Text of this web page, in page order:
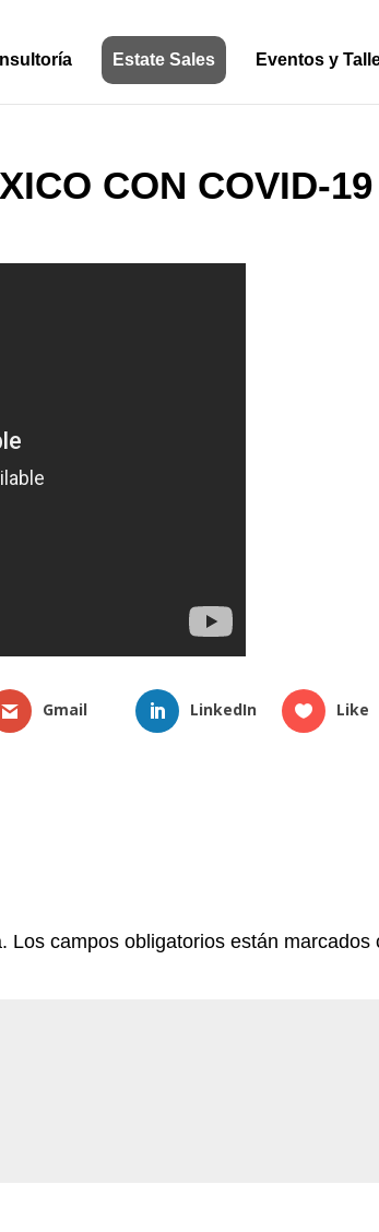
Estate Sales Eventos y
CON COVID-19
Gmail LinkedIn Like
Los campos obligatorios están marcados